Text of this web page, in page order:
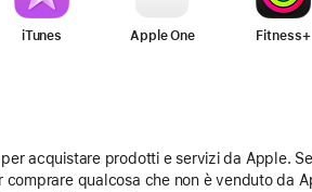
iTunes Apple One Fitness+
acquistare prodotti e servizi da Apple.
qualcosa che non è venduto da